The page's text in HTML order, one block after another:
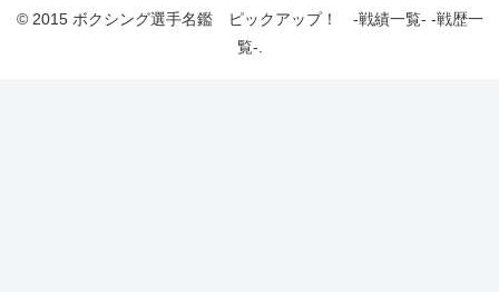
© 2015 ボクシング選手名鑑 ピックアップ！ -戦績一覧- -戦歴一
覧-.